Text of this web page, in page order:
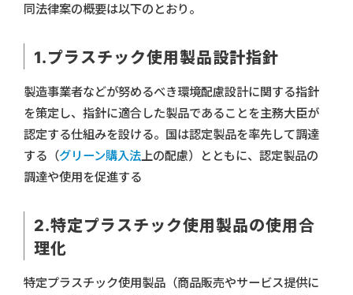
同法律案の概要は以下のとおり。
1.プラスチック使用製品設計指針
製造事業者などが努めるべき環境配慮設計に関する指針
を策定し、指針に適合した製品であることを主務大臣が
認定する仕組みを設ける。国は認定製品を率先して調達
する（グリーン購入法 上の配慮）とともに、認定製品の
調達や使用を促進する
2.特定プラスチック使用製品の使用合
理化
特定プラスチック使用製品（商品販売やサービス提供に